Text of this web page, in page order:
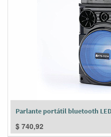
Parlante portátil bluetooth
$ 740,92